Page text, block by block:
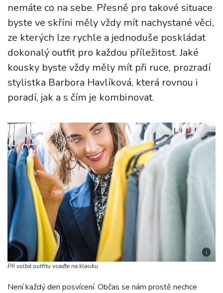
nemáte co na sebe. Přesně pro takové situace
byste ve skříni měly vždy mít nachystané věci,
ze kterých lze rychle a jednoduše poskládat
dokonalý outfit pro každou příležitost. Jaké
kousky byste vždy měly mít při ruce, prozradí
stylistka Barbora Havlíková, která rovnou i
poradí, jak a s čím je kombinovat.
i
Při volbě outfitu vsaďte na klasiku
Není každý den posvícení. Občas se nám prostě nechce